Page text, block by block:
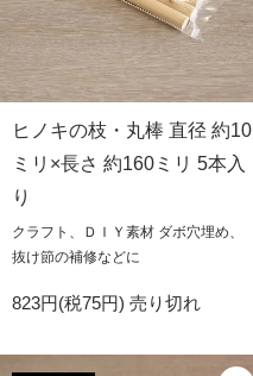
ヒノキの枝・丸棒 直径 約10
ミリ×長さ 約160ミリ 5本入
り
クラフト、ＤＩＹ素材 ダボ穴埋め、
抜け節の補修などに
823円(税75円) 売り切れ